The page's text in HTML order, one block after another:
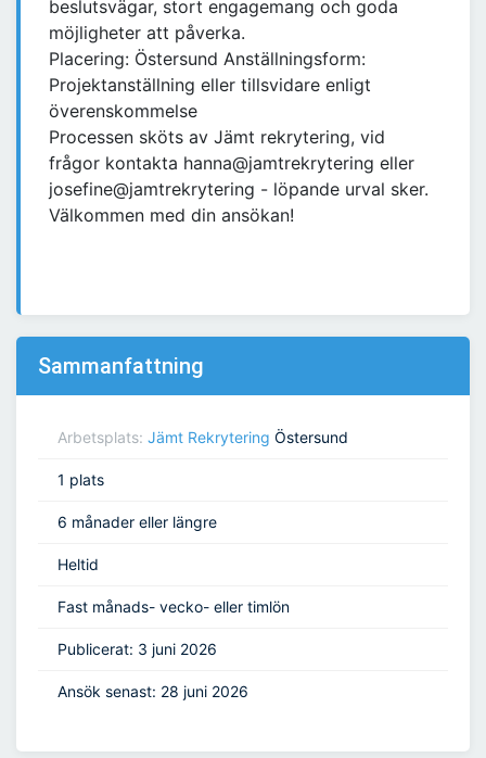
beslutsvägar, stort engagemang och goda
möjligheter att påverka.
Placering: Östersund Anställningsform:
Projektanställning eller tillsvidare enligt
överenskommelse
Processen sköts av Jämt rekrytering, vid
frågor kontakta hanna@jamtrekrytering eller
josefine@jamtrekrytering - löpande urval sker.
Välkommen med din ansökan!
Sammanfattning
Arbetsplats: Jämt Rekrytering Östersund
1 plats
6 månader eller längre
Heltid
Fast månads- vecko- eller timlön
Publicerat: 3 juni 2026
Ansök senast: 28 juni 2026